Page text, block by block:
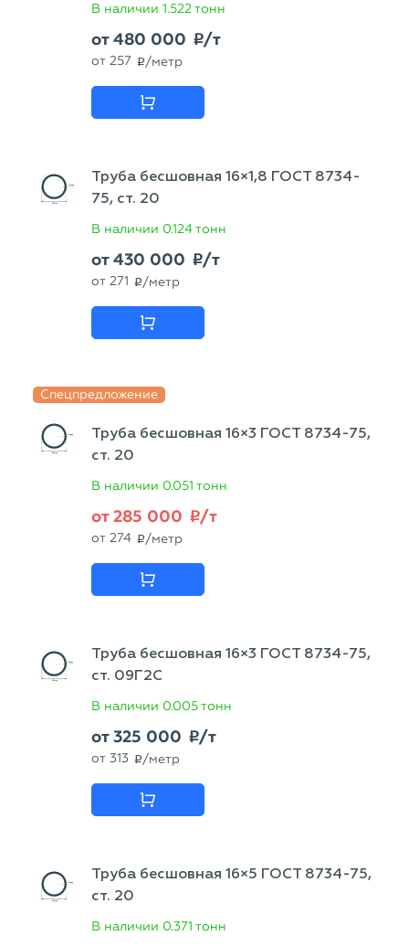
В наличии 1.522 тонн
от480 000 p/т
от 257 p /метр
Труба бесшовная 16×1,8 ГОСТ 8734-
75, ст. 20
В наличии 0.124 тонн
от430 000 p/т
от 271 p /метр
Спецпредложение
Труба бесшовная 16×3 ГОСТ 8734-75,
ст. 20
В наличии 0.051 тонн
от285 000 p/т
от 274 p /метр
Труба бесшовная 16×3 ГОСТ 8734-75,
ст. 09Г2С
В наличии 0.005 тонн
от325 000 p/т
от 313 p /метр
Труба бесшовная 16×5 ГОСТ 8734-75,
ст. 20
В наличии 0.371 тонн